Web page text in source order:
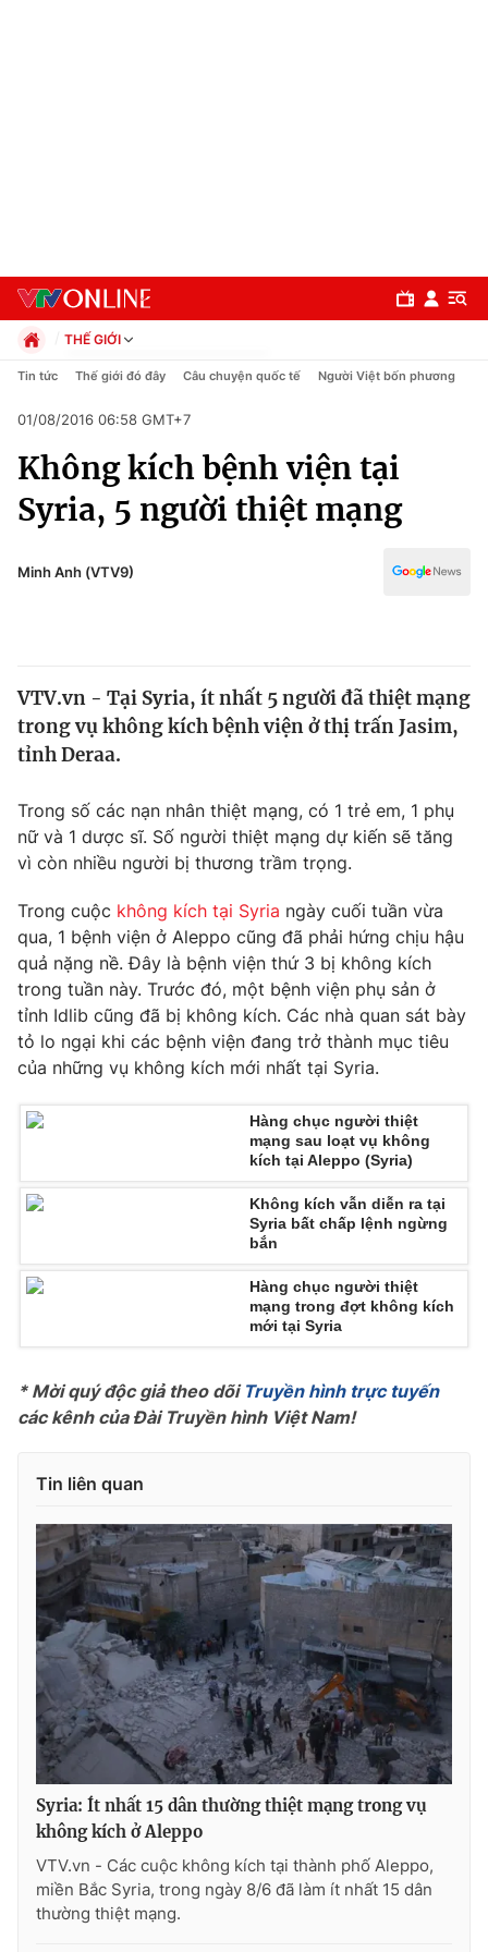
Chuyên mục
Chính trị
Thế giới
Thế giới đó đây
Câu chuyện quốc tế
Kinh tế
Tài chính
Thị trường
Góc doanh nghiệp
Dữ liệu và đời sống
Truyền hình
Phim VTV
Hậu trường
Nhân vật
Khán giả
Giải trí
Điện ảnh
Sao
Đời sống
Du lịch
Chất lượng cuộc sống
Giáo dục
Học trực tuyến
Công nghệ
Sản phẩm
Chuyên mục khác
Video Shorts video
VTV Money VTV Thể thao
VTV Sức khoẻ Bất động sản
Thị trường 24h Tấm lòng Việt
VTV4 Vươn mình bằng AI
VTV9 VTV8
THẾ GIỚI
Chính trị
Pháp luật
Kinh tế
Thể thao
Truyền hình
Y tế
Tin tức Thế giới đó đây Câu chuyện quốc tế Người Việt bốn phương
01/08/2016 06:58 GMT+7
Không kích bệnh viện tại
Syria, 5 người thiệt mạng
Minh Anh (VTV9)
VTV.vn - Tại Syria, ít nhất 5 người đã thiệt mạng
trong vụ không kích bệnh viện ở thị trấn Jasim,
tỉnh Deraa.
Trong số các nạn nhân thiệt mạng, có 1 trẻ em, 1 phụ
nữ và 1 dược sĩ. Số người thiệt mạng dự kiến ​​sẽ tăng
vì còn nhiều người bị thương trầm trọng.
Trong cuộc không kích tại Syria ngày cuối tuần vừa
qua, 1 bệnh viện ở Aleppo cũng đã phải hứng chịu hậu
quả nặng nề. Đây là bệnh viện thứ 3 bị không kích
trong tuần này. Trước đó, một bệnh viện phụ sản ở
tỉnh Idlib cũng đã bị không kích. Các nhà quan sát bày
tỏ lo ngại khi các bệnh viện đang trở thành mục tiêu
của những vụ không kích mới nhất tại Syria.
Hàng chục người thiệt
mạng sau loạt vụ không
kích tại Aleppo (Syria)
Không kích vẫn diễn ra tại
Syria bất chấp lệnh ngừng
bắn
Hàng chục người thiệt
mạng trong đợt không kích
mới tại Syria
* Mời quý độc giả theo dõi Truyền hình trực tuyến
các kênh của Đài Truyền hình Việt Nam!
Tin liên quan
Syria: Ít nhất 15 dân thường thiệt mạng trong vụ
không kích ở Aleppo
VTV.vn - Các cuộc không kích tại thành phố Aleppo,
miền Bắc Syria, trong ngày 8/6 đã làm ít nhất 15 dân
thường thiệt mạng.